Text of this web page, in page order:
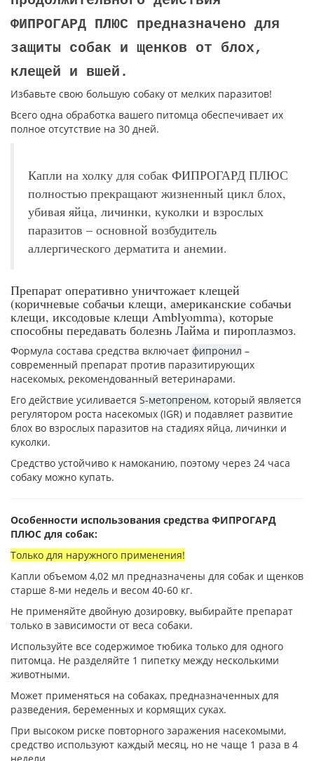
ФИПРОГАРД ПЛЮС предназначено для
защиты собак и щенков от блох,
клещей и вшей.
Избавьте свою большую собаку от мелких паразитов!
Всего одна обработка вашего питомца обеспечивает их
полное отсутствие на 30 дней.
Капли на холку для собак ФИПРОГАРД ПЛЮС
полностью прекращают жизненный цикл блох,
убивая яйца, личинки, куколки и взрослых
паразитов – основной возбудитель
аллергического дерматита и анемии.
Препарат оперативно уничтожает клещей
(коричневые собачьи клещи, американские собачьи
клещи, иксодовые клещи Amblyomma), которые
способны передавать болезнь Лайма и пироплазмоз.
Формула состава средства включает фипронил –
современный препарат против паразитирующих
насекомых, рекомендованный ветеринарами.
Его действие усиливается S-метопреном, который является
регулятором роста насекомых (IGR) и подавляет развитие
блох во взрослых паразитов на стадиях яйца, личинки и
куколки.
Средство устойчиво к намоканию, поэтому через 24 часа
собаку можно купать.
Особенности использования средства ФИПРОГАРД
ПЛЮС для собак:
Только для наружного применения!
Капли объемом 4,02 мл предназначены для собак и щенков
старше 8-ми недель и весом 40-60 кг.
Не применяйте двойную дозировку, выбирайте препарат
только в зависимости от веса собаки.
Используйте все содержимое тюбика только для одного
питомца. Не разделяйте 1 пипетку между несколькими
животными.
Может применяться на собаках, предназначенных для
разведения, беременных и кормящих суках.
При высоком риске повторного заражения насекомыми,
средство используют каждый месяц, но не чаще 1 раза в 4